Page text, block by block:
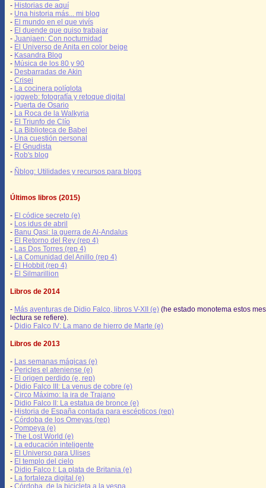
- Historias de aquí
- Una historia más... mi blog
- El mundo en el que vivís
- El duende que quiso trabajar
- Juanjaen: Con nocturnidad
- El Universo de Anita en color beige
- Kasandra Blog
- Música de los 80 y 90
- Desbarradas de Akin
- Crisei
- La cocinera políglota
- jggweb: fotografía y retoque digital
- Puerta de Osario
- La Roca de la Walkyria
- El Triunfo de Clío
- La Biblioteca de Babel
- Una cuestión personal
- El Gnudista
- Rob's blog
- Ñblog: Utilidades y recursos para blogs
Últimos libros (2015)
- El códice secreto (e)
- Los idus de abril
- Banu Qasi: la guerra de Al-Andalus
- El Retorno del Rey (rep 4)
- Las Dos Torres (rep 4)
- La Comunidad del Anillo (rep 4)
- El Hobbit (rep 4)
- El Silmarillion
Libros de 2014
- Más aventuras de Didio Falco, libros V-XII (e) (he estado monotema estos
lectura se refiere).
- Didio Falco IV: La mano de hierro de Marte (e)
Libros de 2013
- Las semanas mágicas (e)
- Pericles el ateniense (e)
- El origen perdido (e, rep)
- Didio Falco III: La venus de cobre (e)
- Circo Máximo: la ira de Trajano
- Didio Falco II: La estatua de bronce (e)
- Historia de España contada para escépticos (rep)
- Córdoba de los Omeyas (rep)
- Pompeya (e)
- The Lost World (e)
- La educación inteligente
- El Universo para Ulises
- El templo del cielo
- Didio Falco I: La plata de Britania (e)
- La fortaleza digital (e)
- Córdoba, de la bicicleta a la vespa